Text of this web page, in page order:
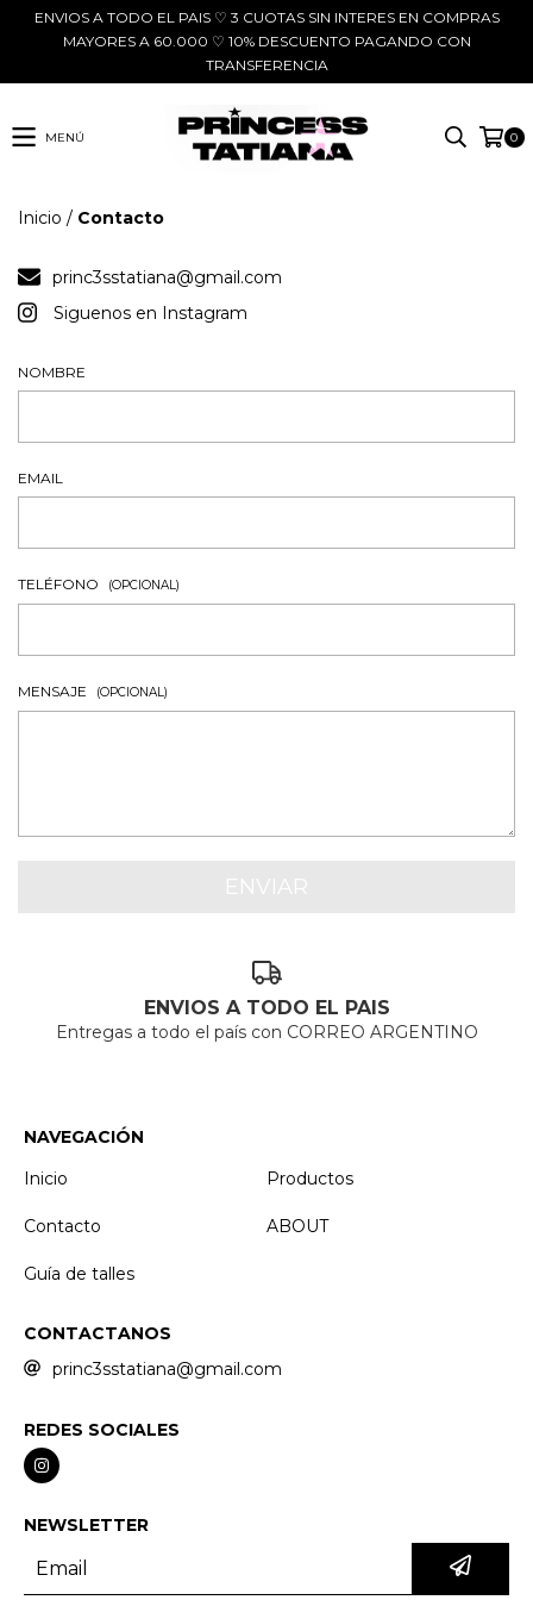
ENVIOS A TODO EL PAIS ♡ 3 CUOTAS SIN INTERES EN COMPRAS
MAYORES A 60.000 ♡ 10% DESCUENTO PAGANDO CON
TRANSFERENCIA
MENÚ 0
Inicio / Contacto
princ3sstatiana@gmail.com
Siguenos en Instagram
NOMBRE
EMAIL
TELÉFONO (OPCIONAL)
MENSAJE (OPCIONAL)
ENVIOS A TODO EL PAIS
Entregas a todo el país con CORREO ARGENTINO
NAVEGACIÓN
Inicio
Productos
Contacto ABOUT
Guía de talles
CONTACTANOS
princ3sstatiana@gmail.com
REDES SOCIALES
NEWSLETTER